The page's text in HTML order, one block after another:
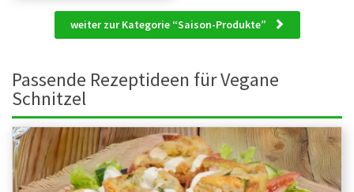
weiter zur Kategorie “Saison-Produkte”
Passende Rezeptideen für Vegane
Schnitzel